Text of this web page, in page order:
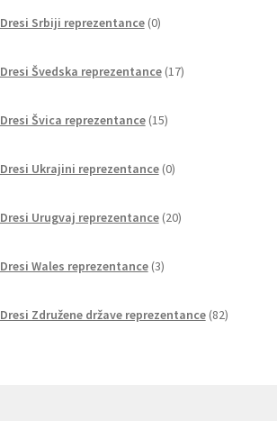
Dresi Srbiji reprezentance 0izdelkov
Dresi Švedska reprezentance 17izdelkov
Dresi Švica reprezentance 15izdelkov
Dresi Ukrajini reprezentance 0izdelkov
Dresi Urugvaj reprezentance 20izdelkov
Dresi Wales reprezentance 3izdelki
Dresi Združene države reprezentance 82izdelkov